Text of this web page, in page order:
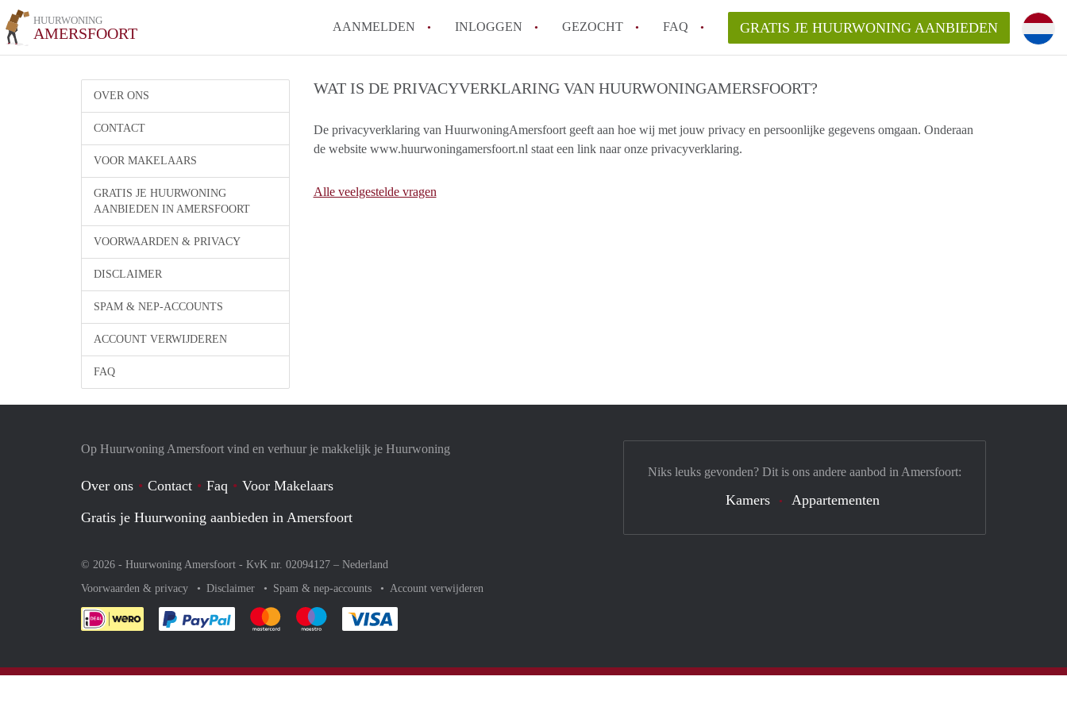
HUURWONING
AMERSFOORT AANMELDEN INLOGGEN GEZOCHT FAQ
Wat is HuurwoningAmersfoort?
Hoeveel kost het om te reageren op een Huurwoning in Amersfoort?
GRATIS JE HUURWONING AANBIEDEN
OVER ONS
CONTACT
VOOR MAKELAARS
GRATIS JE HUURWONING
AANBIEDEN IN AMERSFOORT
VOORWAARDEN & PRIVACY
DISCLAIMER
SPAM & NEP-ACCOUNTS
ACCOUNT VERWIJDEREN
FAQ
WAT IS DE PRIVACYVERKLARING VAN HUURWONINGAMERSFOORT?
De privacyverklaring van HuurwoningAmersfoort geeft aan hoe wij met jouw privacy en persoonlijke gegevens omgaan. Onderaan
de website www.huurwoningamersfoort.nl staat een link naar onze privacyverklaring.
Alle veelgestelde vragen
Op Huurwoning Amersfoort vind en verhuur je makkelijk je Huurwoning
Over ons Contact Faq
Voor Makelaars
Gratis je Huurwoning aanbieden in Amersfoort
© 2026 - Huurwoning Amersfoort - KvK nr. 02094127 – Nederland
Voorwaarden & privacy
Disclaimer Spam & nep-accounts Account verwijderen
Je rekent gemakkelijk af met Paypal
Je rekent gemakkelijk af met Mastercard
Je rekent gemakkelijk af met Meastro
Niks leuks gevonden? Dit is ons andere aanbod in Amersfoort:
Kamers Appartementen